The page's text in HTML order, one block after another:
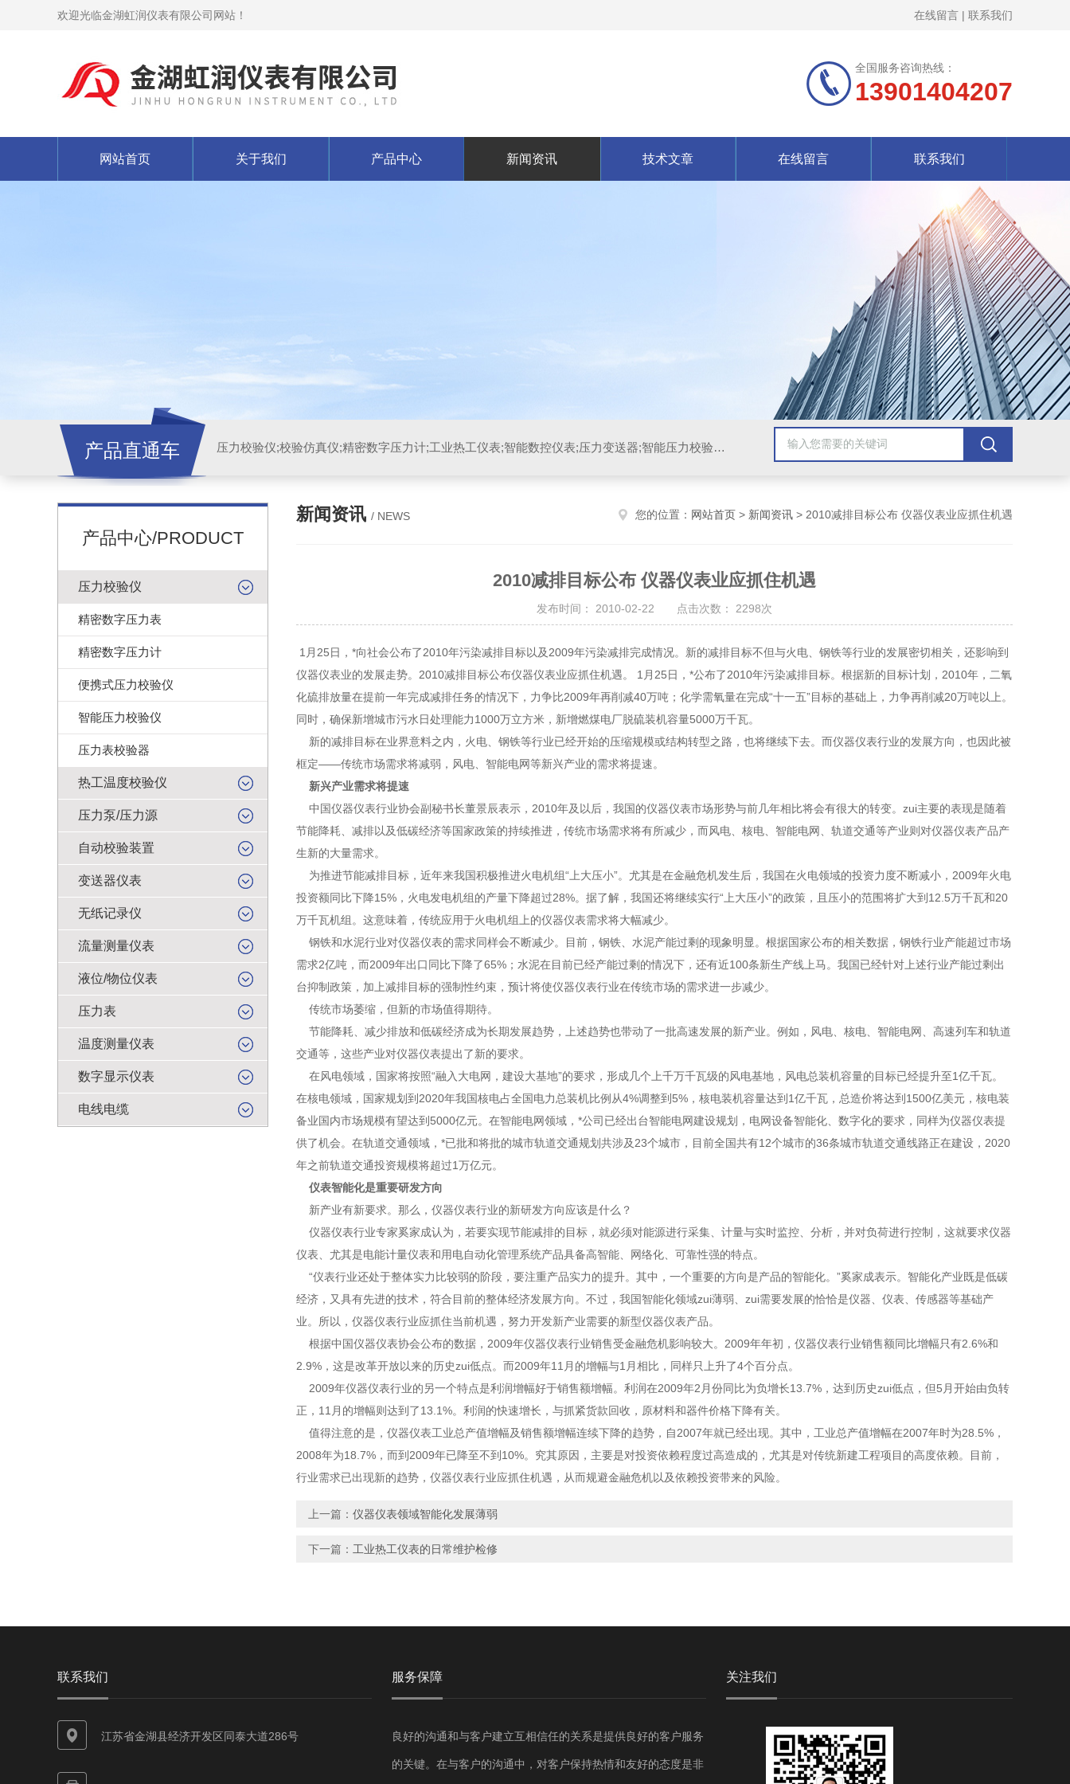
欢迎光临金湖虹润仪表有限公司网站！ 在线留言 | 联系我们
全国服务咨询热线：
13901404207
网站首页 关于我们 产品中心 新闻资讯 技术文章 在线留言 联系我们
产品直通车 压力校验仪;校验仿真仪;精密数字压力计;工业热工仪表;智能数控仪表;压力变送器;智能压力校验仪;热工校验仿真仪;智能数字压力计;压力泵
产品中心/PRODUCT
压力校验仪
精密数字压力表
精密数字压力计
便携式压力校验仪
智能压力校验仪
压力表校验器
热工温度校验仪
压力泵/压力源
自动校验装置
变送器仪表
无纸记录仪
流量测量仪表
液位/物位仪表
压力表
温度测量仪表
数字显示仪表
电线电缆
新闻资讯 / NEWS 您的位置： 网站首页 > 新闻资讯 > 2010减排目标公布 仪器仪表业应抓住机遇
2010减排目标公布 仪器仪表业应抓住机遇
发布时间： 2010-02-22 点击次数： 2298次
1月25日，*向社会公布了2010年污染减排目标以及2009年污染减排完成情况。新的减排目标不但与火电、钢铁等行业的发展密切相关，还影响到
仪器仪表业的发展走势。2010减排目标公布仪器仪表业应抓住机遇。 1月25日，*公布了2010年污染减排目标。根据新的目标计划，2010年，二氧
化硫排放量在提前一年完成减排任务的情况下，力争比2009年再削减40万吨；化学需氧量在完成“十一五”目标的基础上，力争再削减20万吨以上。
同时，确保新增城市污水日处理能力1000万立方米，新增燃煤电厂脱硫装机容量5000万千瓦。
新的减排目标在业界意料之内，火电、钢铁等行业已经开始的压缩规模或结构转型之路，也将继续下去。而仪器仪表行业的发展方向，也因此被
框定——传统市场需求将减弱，风电、智能电网等新兴产业的需求将提速。
新兴产业需求将提速
中国仪器仪表行业协会副秘书长董景辰表示，2010年及以后，我国的仪器仪表市场形势与前几年相比将会有很大的转变。zui主要的表现是随着
节能降耗、减排以及低碳经济等国家政策的持续推进，传统市场需求将有所减少，而风电、核电、智能电网、轨道交通等产业则对仪器仪表产品产
生新的大量需求。
为推进节能减排目标，近年来我国积极推进火电机组“上大压小”。尤其是在金融危机发生后，我国在火电领域的投资力度不断减小，2009年火电
投资额同比下降15%，火电发电机组的产量下降超过28%。据了解，我国还将继续实行“上大压小”的政策，且压小的范围将扩大到12.5万千瓦和20
万千瓦机组。这意味着，传统应用于火电机组上的仪器仪表需求将大幅减少。
钢铁和水泥行业对仪器仪表的需求同样会不断减少。目前，钢铁、水泥产能过剩的现象明显。根据国家公布的相关数据，钢铁行业产能超过市场
需求2亿吨，而2009年出口同比下降了65%；水泥在目前已经产能过剩的情况下，还有近100条新生产线上马。我国已经针对上述行业产能过剩出
台抑制政策，加上减排目标的强制性约束，预计将使仪器仪表行业在传统市场的需求进一步减少。
传统市场萎缩，但新的市场值得期待。
节能降耗、减少排放和低碳经济成为长期发展趋势，上述趋势也带动了一批高速发展的新产业。例如，风电、核电、智能电网、高速列车和轨道
交通等，这些产业对仪器仪表提出了新的要求。
在风电领域，国家将按照“融入大电网，建设大基地”的要求，形成几个上千万千瓦级的风电基地，风电总装机容量的目标已经提升至1亿千瓦。
在核电领域，国家规划到2020年我国核电占全国电力总装机比例从4%调整到5%，核电装机容量达到1亿千瓦，总造价将达到1500亿美元，核电装
备业国内市场规模有望达到5000亿元。在智能电网领域，*公司已经出台智能电网建设规划，电网设备智能化、数字化的要求，同样为仪器仪表提
供了机会。在轨道交通领域，*已批和将批的城市轨道交通规划共涉及23个城市，目前全国共有12个城市的36条城市轨道交通线路正在建设，2020
年之前轨道交通投资规模将超过1万亿元。
仪表智能化是重要研发方向
新产业有新要求。那么，仪器仪表行业的新研发方向应该是什么？
仪器仪表行业专家奚家成认为，若要实现节能减排的目标，就必须对能源进行采集、计量与实时监控、分析，并对负荷进行控制，这就要求仪器
仪表、尤其是电能计量仪表和用电自动化管理系统产品具备高智能、网络化、可靠性强的特点。
“仪表行业还处于整体实力比较弱的阶段，要注重产品实力的提升。其中，一个重要的方向是产品的智能化。”奚家成表示。智能化产业既是低碳
经济，又具有先进的技术，符合目前的整体经济发展方向。不过，我国智能化领域zui薄弱、zui需要发展的恰恰是仪器、仪表、传感器等基础产
业。所以，仪器仪表行业应抓住当前机遇，努力开发新产业需要的新型仪器仪表产品。
根据中国仪器仪表协会公布的数据，2009年仪器仪表行业销售受金融危机影响较大。2009年年初，仪器仪表行业销售额同比增幅只有2.6%和
2.9%，这是改革开放以来的历史zui低点。而2009年11月的增幅与1月相比，同样只上升了4个百分点。
2009年仪器仪表行业的另一个特点是利润增幅好于销售额增幅。利润在2009年2月份同比为负增长13.7%，达到历史zui低点，但5月开始由负转
正，11月的增幅则达到了13.1%。利润的快速增长，与抓紧货款回收，原材料和器件价格下降有关。
值得注意的是，仪器仪表工业总产值增幅及销售额增幅连续下降的趋势，自2007年就已经出现。其中，工业总产值增幅在2007年时为28.5%，
2008年为18.7%，而到2009年已降至不到10%。究其原因，主要是对投资依赖程度过高造成的，尤其是对传统新建工程项目的高度依赖。目前，
行业需求已出现新的趋势，仪器仪表行业应抓住机遇，从而规避金融危机以及依赖投资带来的风险。
上一篇： 仪器仪表领域智能化发展薄弱
下一篇： 工业热工仪表的日常维护检修
联系我们
江苏省金湖县经济开发区同泰大道286号
服务保障
良好的沟通和与客户建立互相信任的关系是提供良好的客户服务
的关键。在与客户的沟通中，对客户保持热情和友好的态度是非
关注我们